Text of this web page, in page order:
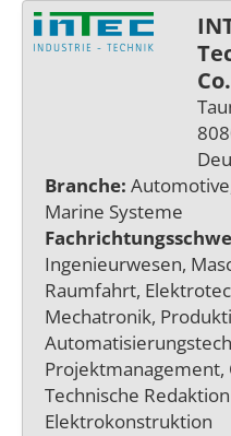
Branche:
Marine Systeme
Ingenieurwesen,
Raumfahrt,
Mechatronik,
Technische
Elektrokonstruktion